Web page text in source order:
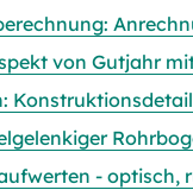
von Gutjahr
- optisch,